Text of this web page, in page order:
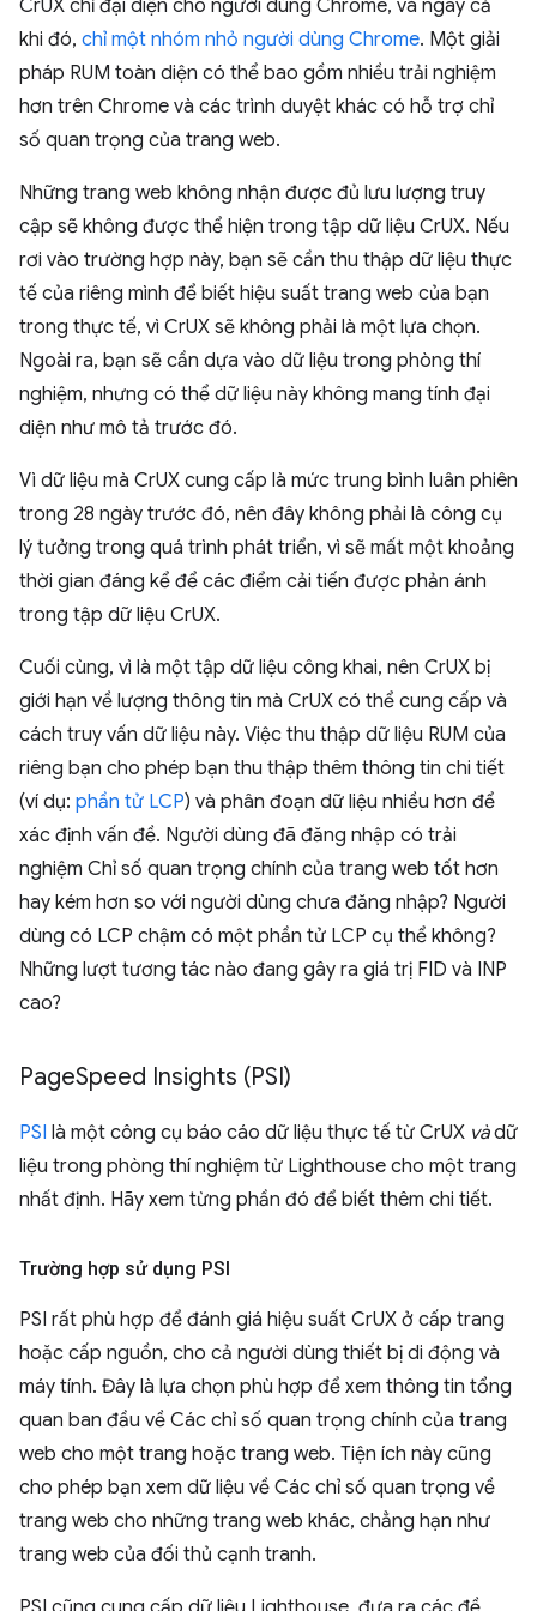
CrUX chỉ đại diện cho người dùng Chrome, và ngay cả
khi đó, chỉ một nhóm nhỏ người dùng Chrome. Một giải
pháp RUM toàn diện có thể bao gồm nhiều trải nghiệm
hơn trên Chrome và các trình duyệt khác có hỗ trợ chỉ
số quan trọng của trang web.
Những trang web không nhận được đủ lưu lượng truy
cập sẽ không được thể hiện trong tập dữ liệu CrUX. Nếu
rơi vào trường hợp này, bạn sẽ cần thu thập dữ liệu thực
tế của riêng mình để biết hiệu suất trang web của bạn
trong thực tế, vì CrUX sẽ không phải là một lựa chọn.
Ngoài ra, bạn sẽ cần dựa vào dữ liệu trong phòng thí
nghiệm, nhưng có thể dữ liệu này không mang tính đại
diện như mô tả trước đó.
Vì dữ liệu mà CrUX cung cấp là mức trung bình luân phiên
trong 28 ngày trước đó, nên đây không phải là công cụ
lý tưởng trong quá trình phát triển, vì sẽ mất một khoảng
thời gian đáng kể để các điểm cải tiến được phản ánh
trong tập dữ liệu CrUX.
Cuối cùng, vì là một tập dữ liệu công khai, nên CrUX bị
giới hạn về lượng thông tin mà CrUX có thể cung cấp và
cách truy vấn dữ liệu này. Việc thu thập dữ liệu RUM của
riêng bạn cho phép bạn thu thập thêm thông tin chi tiết
(ví dụ: phần tử LCP) và phân đoạn dữ liệu nhiều hơn để
xác định vấn đề. Người dùng đã đăng nhập có trải
nghiệm Chỉ số quan trọng chính của trang web tốt hơn
hay kém hơn so với người dùng chưa đăng nhập? Người
dùng có LCP chậm có một phần tử LCP cụ thể không?
Những lượt tương tác nào đang gây ra giá trị FID và INP
cao?
PageSpeed Insights (PSI)
PSI là một công cụ báo cáo dữ liệu thực tế từ CrUX vàdữ
liệu trong phòng thí nghiệm từ Lighthouse cho một trang
nhất định. Hãy xem từng phần đó để biết thêm chi tiết.
Trường hợp sử dụng PSI
PSI rất phù hợp để đánh giá hiệu suất CrUX ở cấp trang
hoặc cấp nguồn, cho cả người dùng thiết bị di động và
máy tính. Đây là lựa chọn phù hợp để xem thông tin tổng
quan ban đầu về Các chỉ số quan trọng chính của trang
web cho một trang hoặc trang web. Tiện ích này cũng
cho phép bạn xem dữ liệu về Các chỉ số quan trọng về
trang web cho những trang web khác, chẳng hạn như
trang web của đối thủ cạnh tranh.